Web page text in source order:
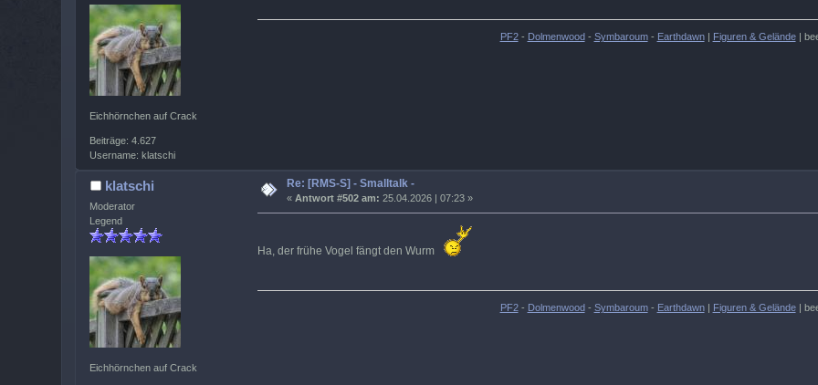
Eichhörnchen auf Crack
Beiträge: 4.627
Username: klatschi
PF2- Dolmenwood- Symbaroum- Earthdawn| Figuren & Gelände|
klatschi
Moderator
Legend
Eichhörnchen auf Crack
Re: [RMS-S] - Smalltalk -
«Antwort #502 am: 25.04.2026 | 07:23 »
Ha, der frühe Vogel fängt den Wurm
PF2- Dolmenwood- Symbaroum- Earthdawn| Figuren & Gelände|